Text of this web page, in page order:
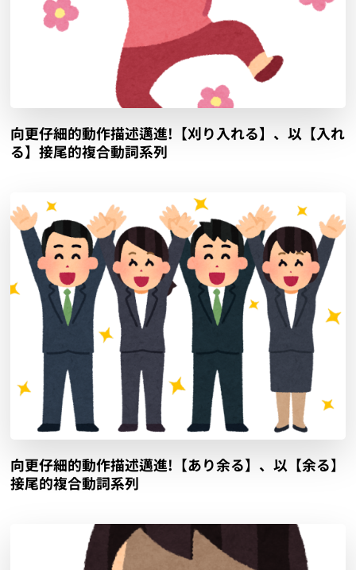
向更仔細的動作描述邁進!【刈り入れる】、以【入れ
る】接尾的複合動詞系列
向更仔細的動作描述邁進!【あり余る】、以【余る】
接尾的複合動詞系列